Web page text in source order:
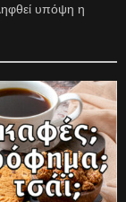
υπόψη η